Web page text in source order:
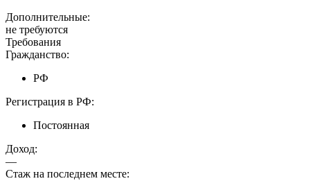
Дополнительные:
не требуются
Требования
Гражданство:
РФ
Регистрация в РФ:
Постоянная
Доход:
—
Стаж на последнем месте: